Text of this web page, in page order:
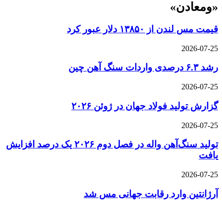
«ومعادن»
قیمت مس لندن از ۱۳۸۵۰ دلار عبور کرد
2026-07-25
رشد ۶.۳ درصدی واردات سنگ آهن چین
2026-07-25
گزارش تولید فولاد جهان در ژوئن ۲۰۲۶
2026-07-25
تولید سنگ‌آهن واله در فصل دوم ۲۰۲۶ یک درصد افزایش
یافت
2026-07-25
آرژانتین وارد رقابت جهانی مس شد